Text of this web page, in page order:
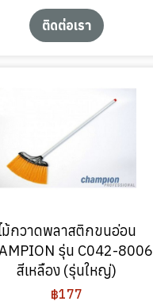
ติดต่อเรา
ม้กวาดพลาสติกขนอ่อน
รุ่น C042-8006
สีเหลือง (รุ่นใหญ่)
฿177